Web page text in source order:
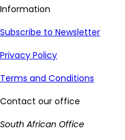
Information
Subscribe to Newsletter
Privacy Policy
Terms and Conditions
Contact our office
South African Office